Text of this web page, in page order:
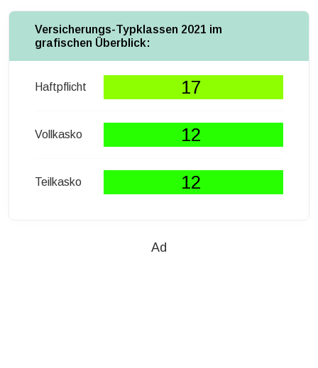
Versicherungs-Typklassen 2021 im
grafischen Überblick:
Haftpflicht 17
Vollkasko 12
Teilkasko 12
Ad